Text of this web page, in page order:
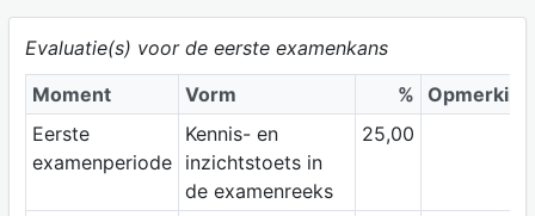
Evaluatie(s) voor de eerste examenkans
Moment
Vorm % Opmerking
Eerste
examenperiode
Kennis- en
inzichtstoets in
de examenreeks
25,00